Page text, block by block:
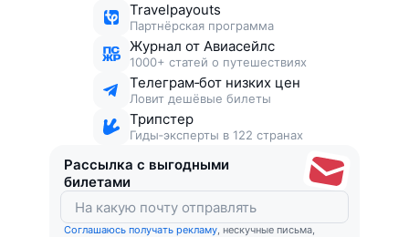
Travelpayouts
Партнёрская программа
Журнал от Авиасейлс
1000+ статей о путешествиях
Телеграм‑бот низких цен
Ловит дешёвые билеты
Трипстер
Гиды‑эксперты в 122 странах
Рассылка с выгодными
билетами
Соглашаюсь получать рекламу, нескучные письма,